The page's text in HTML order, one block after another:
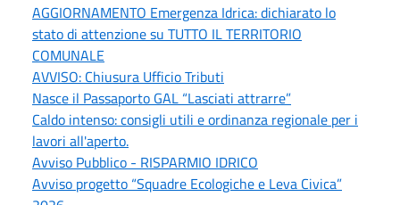
AGGIORNAMENTO Emergenza Idrica: dichiarato lo
stato di attenzione su TUTTO IL TERRITORIO
COMUNALE
AVVISO: Chiusura Ufficio Tributi
Nasce il Passaporto GAL “Lasciati attrarre”
Caldo intenso: consigli utili e ordinanza regionale per i
lavori all'aperto.
Avviso Pubblico - RISPARMIO IDRICO
Avviso progetto “Squadre Ecologiche e Leva Civica”